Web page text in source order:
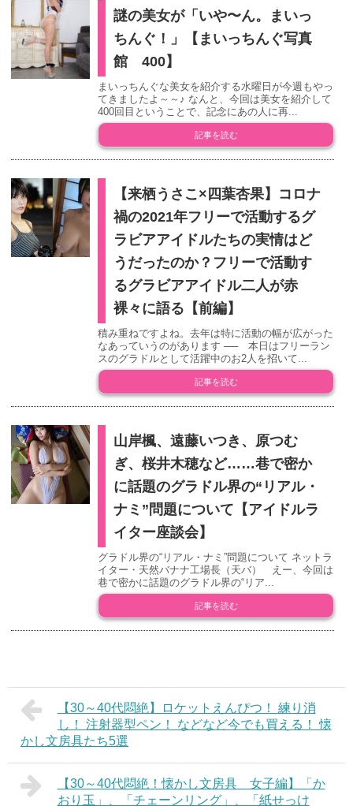
謎の美女が「いや〜ん。まいっ
ちんぐ！」【まいっちんぐ写真
館 400】
まいっちんぐな美女を紹介する水曜日が今週もやっ
てきましたよ～～♪ なんと、今回は美女を紹介して
400回目ということで、記念にあの人に再...
記事を読む
【来栖うさこ×四葉杏果】コロナ
禍の2021年フリーで活動するグ
ラビアアイドルたちの実情はど
うだったのか？フリーで活動す
るグラビアアイドル二人が赤
裸々に語る【前編】
積み重ねですよね。去年は特に活動の幅が広がった
なあっていうのがあります ── 本日はフリーラン
スのグラドルとして活躍中のお2人を招いて...
記事を読む
山岸楓、遠藤いつき、原つむ
ぎ、桜井木穂など……巷で密か
に話題のグラドル界の“リアル・
ナミ”問題について【アイドルラ
イター座談会】
グラドル界の“リアル・ナミ”問題について ネットラ
イター・天然バナナ工場長（天バ） えー、今回は
巷で密かに話題のグラドル界の“リア...
記事を読む
【30～40代悶絶】ロケットえんぴつ！ 練り消
し！ 注射器型ペン！ などなど今でも買える！ 懐
かし文房具たち5選
【30～40代悶絶！懐かし文房具 女子編】「か
おり玉」、「チェーンリング」、「紙せっけ